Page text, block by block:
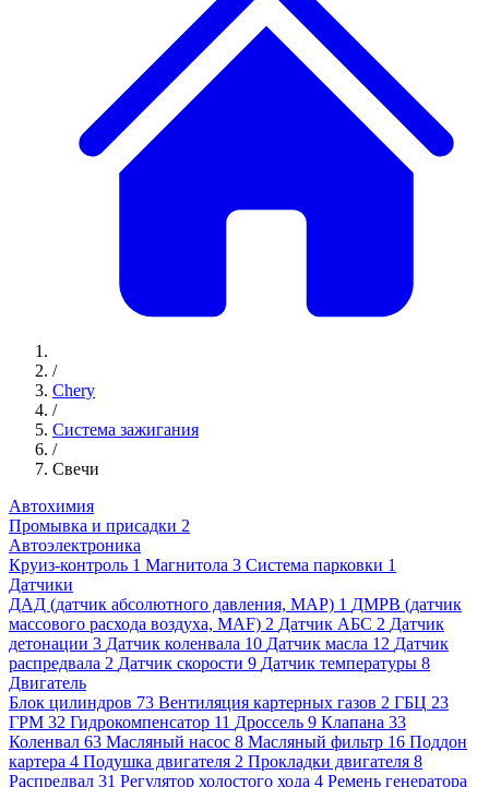
/
Chery
/
Система зажигания
/
Свечи
Автохимия
Промывка и присадки 2
Автоэлектроника
Круиз-контроль 1 Магнитола 3 Система парковки 1
Датчики
ДАД (датчик абсолютного давления, MAP) 1 ДМРВ (датчик
массового расхода воздуха, MAF) 2 Датчик АБС 2 Датчик
детонации 3 Датчик коленвала 10 Датчик масла 12 Датчик
распредвала 2 Датчик скорости 9 Датчик температуры 8
Двигатель
Блок цилиндров 73 Вентиляция картерных газов 2 ГБЦ 23
ГРМ 32 Гидрокомпенсатор 11 Дроссель 9 Клапана 33
Коленвал 63 Масляный насос 8 Масляный фильтр 16 Поддон
картера 4 Подушка двигателя 2 Прокладки двигателя 8
Распредвал 31 Регулятор холостого хода 4 Ремень генератора